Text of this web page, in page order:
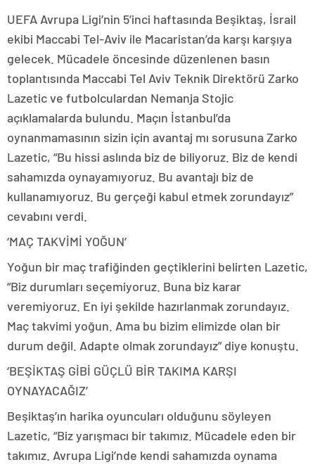
UEFA Avrupa Ligi’nin 5’inci haftasında Beşiktaş, İsrail
ekibi Maccabi Tel-Aviv ile Macaristan’da karşı karşıya
gelecek. Mücadele öncesinde düzenlenen basın
toplantısında Maccabi Tel Aviv Teknik Direktörü Zarko
Lazetic ve futbolculardan Nemanja Stojic
açıklamalarda bulundu. Maçın İstanbul’da
oynanmamasının sizin için avantaj mı sorusuna Zarko
Lazetic, “Bu hissi aslında biz de biliyoruz. Biz de kendi
sahamızda oynayamıyoruz. Bu avantajı biz de
kullanamıyoruz. Bu gerçeği kabul etmek zorundayız”
cevabını verdi.
‘MAÇ TAKVİMİ YOĞUN’
Yoğun bir maç trafiğinden geçtiklerini belirten Lazetic,
“Biz durumları seçemiyoruz. Buna biz karar
veremiyoruz. En iyi şekilde hazırlanmak zorundayız.
Maç takvimi yoğun. Ama bu bizim elimizde olan bir
durum değil. Adapte olmak zorundayız” diye konuştu.
‘BEŞİKTAŞ GİBİ GÜÇLÜ BİR TAKIMA KARŞI
OYNAYACAĞIZ’
Beşiktaş’ın harika oyuncuları olduğunu söyleyen
Lazetic, “Biz yarışmacı bir takımız. Mücadele eden bir
takımız. Avrupa Ligi’nde kendi sahamızda oynama